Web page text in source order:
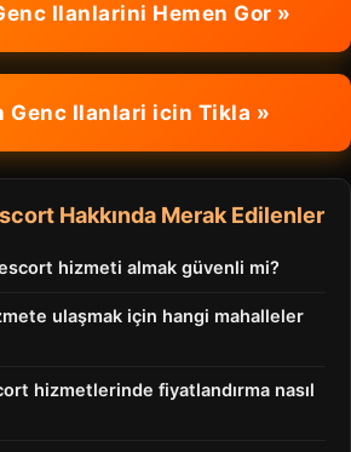
Ilanlarini Hemen Gor »
Genc Ilanlari icin Tikla »
Hakkında Merak Edilenler
hizmeti almak güvenli mi?
ulaşmak için hangi mahalleler
hizmetlerinde fiyatlandırma nasıl